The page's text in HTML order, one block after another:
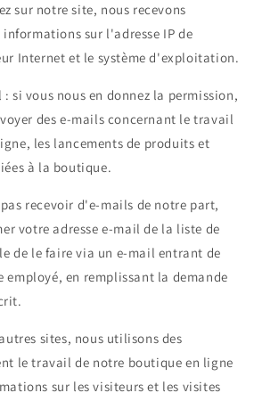
sur notre site, nous recevons
sur l'adresse IP de
Internet et le système d'exploitation.
si vous nous en donnez la permission,
des e-mails concernant le travail
les lancements de produits et
à la boutique.
recevoir d'e-mails de notre part,
votre adresse e-mail de la liste de
de le faire via un e-mail entrant de
en remplissant la demande
sites, nous utilisons des
le travail de notre boutique en ligne
sur les visiteurs et les visites